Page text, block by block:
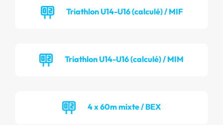
Triathlon U14-U16 (calculé) / MIF
Triathlon U14-U16 (calculé) / MIM
4 x 60m mixte / BEX